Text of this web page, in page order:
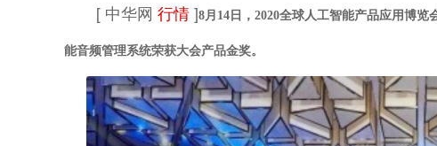
[ 中华网 行情]8月14日，2020全球人工智能产品应用博
能音频管理系统荣获大会产品金奖。